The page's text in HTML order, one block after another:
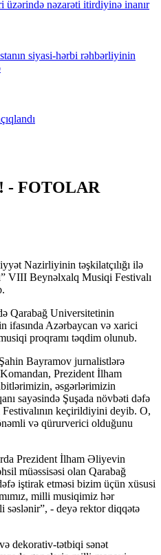
nəzarəti itirdiyinə inanır
siyasi-hərbi rəhbərliyinin
- FOTOLAR
Nazirliyinin təşkilatçılığı ilə
VIII Beynəlxalq Musiqi Festivalı
Qarabağ Universitetinin
ifasında Azərbaycan və xarici
proqramı təqdim olunub.
Bayramov jurnalistlərə
Prezident İlham
əsgərlərimizin
sayəsində Şuşada növbəti dəfə
keçirildiyini deyib. O,
və qürurverici olduğunu
Prezident İlham Əliyevin
müəssisəsi olan Qarabağ
iştirak etməsi bizim üçün xüsusi
milli musiqimiz hər
səslənir”, - deyə rektor diqqətə
dekorativ-tətbiqi sənət